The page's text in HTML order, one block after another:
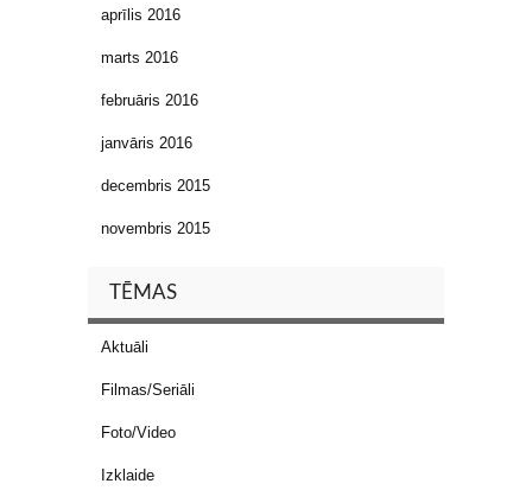
aprīlis 2016
marts 2016
februāris 2016
janvāris 2016
decembris 2015
novembris 2015
TĒMAS
Aktuāli
Filmas/Seriāli
Foto/Video
Izklaide